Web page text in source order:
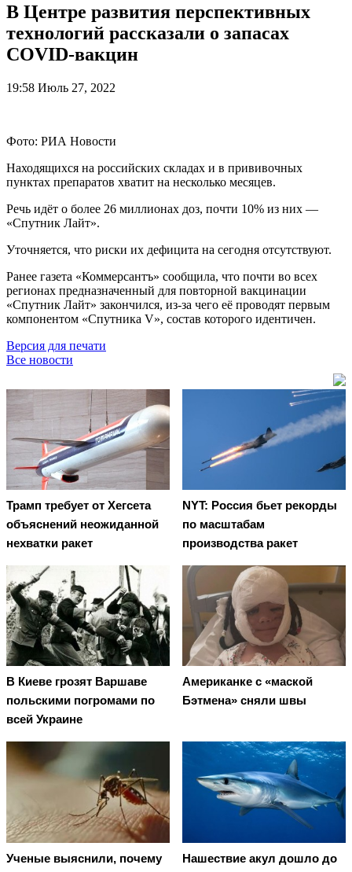
В Центре развития перспективных
технологий рассказали о запасах
COVID-вакцин
19:58 Июль 27, 2022
Фото: РИА Новости
Находящихся на российских складах и в прививочных
пунктах препаратов хватит на несколько месяцев.
Речь идёт о более 26 миллионах доз, почти 10% из них —
«Спутник Лайт».
Уточняется, что риски их дефицита на сегодня отсутствуют.
Ранее газета «Коммерсантъ» сообщила, что почти во всех
регионах предназначенный для повторной вакцинации
«Спутник Лайт» закончился, из-за чего её проводят первым
компонентом «Спутника V», состав которого идентичен.
Версия для печати
Все новости
Трамп требует от Хегсета
объяснений неожиданной
нехватки ракет
NYT: Россия бьет рекорды
по масштабам
производства ракет
В Киеве грозят Варшаве
польскими погромами по
всей Украине
Американке с «маской
Бэтмена» сняли швы
Ученые выяснили, почему
Нашествие акул дошло до